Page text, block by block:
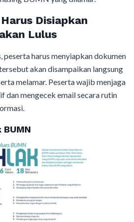
Disiapkan
Lulus
peserta harus menyiapkan dokumen
akan disampaikan langsung
melamar. Peserta wajib menjaga
mengecek email secara rutin